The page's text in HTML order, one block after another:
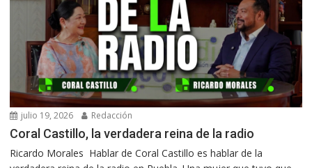
julio 19, 2026 Redacción
Coral Castillo, la verdadera reina de la radio
Ricardo Morales Hablar de Coral Castillo es hablar de la